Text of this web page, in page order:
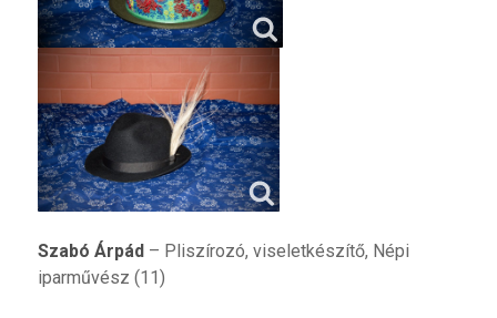
Szabó Árpád– Pliszírozó, viseletkészítő, Népi
iparművész (11)